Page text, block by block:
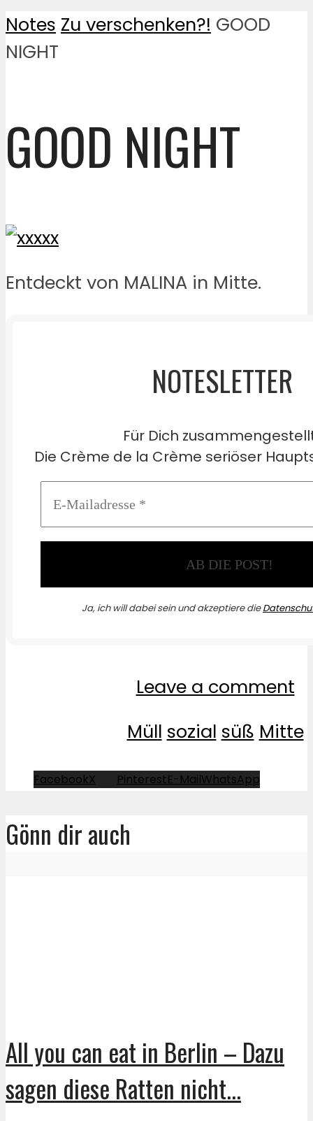
Notes Zu verschenken?! GOOD
NIGHT
GOOD NIGHT
Entdeckt von MALINA in Mitte.
NOTESLETTER
Für Dich
Die Crème de la Crème seriöser
Ja, ich will dabei sein und akzeptiere die
Leave a comment
Müll sozial süß Mitte
FacebookX PinterestE-MailWhatsApp
Gönn dir auch
All you can eat in Berlin – Dazu
sagen diese Ratten nicht...